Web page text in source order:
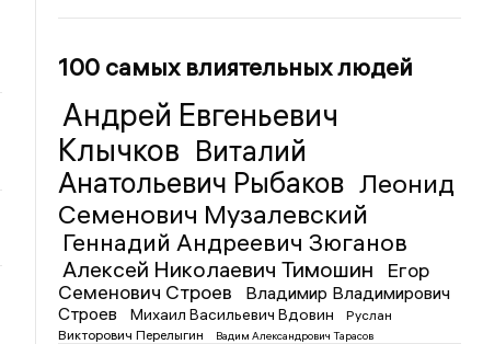
100 самых влиятельных людей
Андрей Евгеньевич
Клычков Виталий
Анатольевич Рыбаков Леонид
Семенович Музалевский
Геннадий Андреевич Зюганов
Алексей Николаевич Тимошин
Егор
Семенович Строев
Владимир Владимирович
Строев
Михаил Васильевич Вдовин
Руслан
Викторович Перелыгин
Вадим Александрович Тарасов